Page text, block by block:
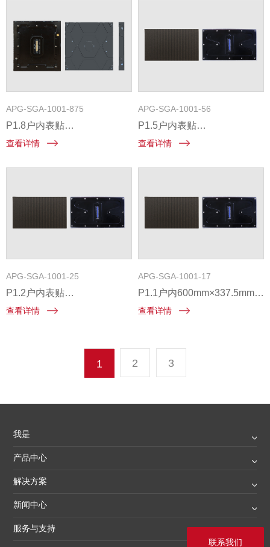
APG-SGA-1001-875
P1.8户内表贴
480mm×480mm前维护固装
压铸铝箱体
查看详情
APG-SGA-1001-56
P1.5户内表贴
600mm×337.5mm前维护固装
压铸铝箱体
查看详情
APG-SGA-1001-25
P1.2户内表贴
600mm×337.5mm前维护固装
压铸铝箱体
查看详情
APG-SGA-1001-17
P1.1户内600mm×337.5mm前
维护固装压铸铝箱体共阴产品
查看详情
1 2 3
我是
产品中心
解决方案
新闻中心
服务与支持
联系我们